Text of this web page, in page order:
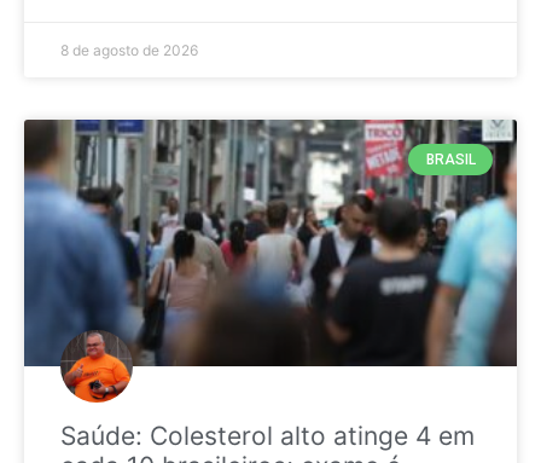
8 de agosto de 2026
BRASIL
Saúde: Colesterol alto atinge 4 em